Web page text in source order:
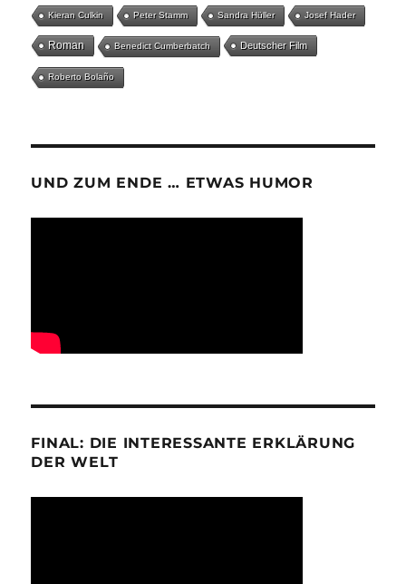
Kieran Culkin Peter Stamm Sandra Hüller Josef Hader
Roman Benedict Cumberbatch Deutscher Film
Roberto Bolaño
UND ZUM ENDE … ETWAS HUMOR
FINAL: DIE INTERESSANTE ERKLÄRUNG
DER WELT